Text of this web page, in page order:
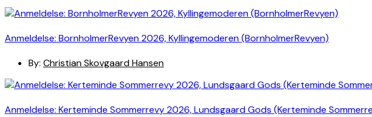
Anmeldelse: BornholmerRevyen 2026, Kyllingemoderen (BornholmerRevyen)
By: Christian Skovgaard Hansen
Anmeldelse: Kerteminde Sommerrevy 2026, Lundsgaard Gods (Kerteminde